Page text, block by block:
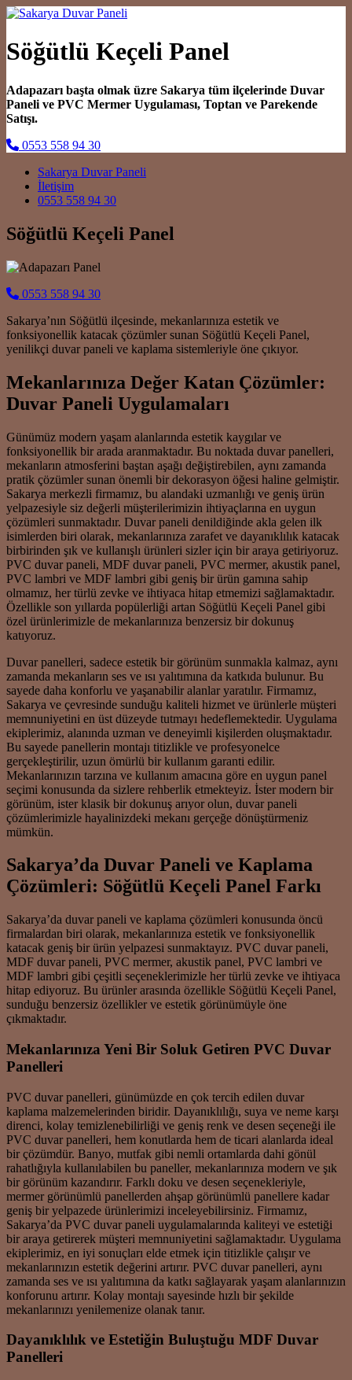
Söğütlü Keçeli Panel
Adapazarı başta olmak üzre Sakarya tüm ilçelerinde Duvar
Paneli ve PVC Mermer Uygulaması, Toptan ve Parekende
Satışı.
0553 558 94 30
Main Navigation
Sakarya Duvar Paneli
İletişim
0553 558 94 30
Söğütlü Keçeli Panel
0553 558 94 30
Sakarya’nın Söğütlü ilçesinde, mekanlarınıza estetik ve
fonksiyonellik katacak çözümler sunan Söğütlü Keçeli Panel,
yenilikçi duvar paneli ve kaplama sistemleriyle öne çıkıyor.
Mekanlarınıza Değer Katan Çözümler:
Duvar Paneli Uygulamaları
Günümüz modern yaşam alanlarında estetik kaygılar ve
fonksiyonellik bir arada aranmaktadır. Bu noktada duvar panelleri,
mekanların atmosferini baştan aşağı değiştirebilen, aynı zamanda
pratik çözümler sunan önemli bir dekorasyon öğesi haline gelmiştir.
Sakarya merkezli firmamız, bu alandaki uzmanlığı ve geniş ürün
yelpazesiyle siz değerli müşterilerimizin ihtiyaçlarına en uygun
çözümleri sunmaktadır. Duvar paneli denildiğinde akla gelen ilk
isimlerden biri olarak, mekanlarınıza zarafet ve dayanıklılık katacak
birbirinden şık ve kullanışlı ürünleri sizler için bir araya getiriyoruz.
PVC duvar paneli, MDF duvar paneli, PVC mermer, akustik panel,
PVC lambri ve MDF lambri gibi geniş bir ürün gamına sahip
olmamız, her türlü zevke ve ihtiyaca hitap etmemizi sağlamaktadır.
Özellikle son yıllarda popülerliği artan Söğütlü Keçeli Panel gibi
özel ürünlerimizle de mekanlarınıza benzersiz bir dokunuş
katıyoruz.
Duvar panelleri, sadece estetik bir görünüm sunmakla kalmaz, aynı
zamanda mekanların ses ve ısı yalıtımına da katkıda bulunur. Bu
sayede daha konforlu ve yaşanabilir alanlar yaratılır. Firmamız,
Sakarya ve çevresinde sunduğu kaliteli hizmet ve ürünlerle müşteri
memnuniyetini en üst düzeyde tutmayı hedeflemektedir. Uygulama
ekiplerimiz, alanında uzman ve deneyimli kişilerden oluşmaktadır.
Bu sayede panellerin montajı titizlikle ve profesyonelce
gerçekleştirilir, uzun ömürlü bir kullanım garanti edilir.
Mekanlarınızın tarzına ve kullanım amacına göre en uygun panel
seçimi konusunda da sizlere rehberlik etmekteyiz. İster modern bir
görünüm, ister klasik bir dokunuş arıyor olun, duvar paneli
çözümlerimizle hayalinizdeki mekanı gerçeğe dönüştürmeniz
mümkün.
Sakarya’da Duvar Paneli ve Kaplama
Çözümleri: Söğütlü Keçeli Panel Farkı
Sakarya’da duvar paneli ve kaplama çözümleri konusunda öncü
firmalardan biri olarak, mekanlarınıza estetik ve fonksiyonellik
katacak geniş bir ürün yelpazesi sunmaktayız. PVC duvar paneli,
MDF duvar paneli, PVC mermer, akustik panel, PVC lambri ve
MDF lambri gibi çeşitli seçeneklerimizle her türlü zevke ve ihtiyaca
hitap ediyoruz. Bu ürünler arasında özellikle Söğütlü Keçeli Panel,
sunduğu benzersiz özellikler ve estetik görünümüyle öne
çıkmaktadır.
Mekanlarınıza Yeni Bir Soluk Getiren PVC Duvar
Panelleri
PVC duvar panelleri, günümüzde en çok tercih edilen duvar
kaplama malzemelerinden biridir. Dayanıklılığı, suya ve neme karşı
direnci, kolay temizlenebilirliği ve geniş renk ve desen seçeneği ile
PVC duvar panelleri, hem konutlarda hem de ticari alanlarda ideal
bir çözümdür. Banyo, mutfak gibi nemli ortamlarda dahi gönül
rahatlığıyla kullanılabilen bu paneller, mekanlarınıza modern ve şık
bir görünüm kazandırır. Farklı doku ve desen seçenekleriyle,
mermer görünümlü panellerden ahşap görünümlü panellere kadar
geniş bir yelpazede ürünlerimizi inceleyebilirsiniz. Firmamız,
Sakarya’da PVC duvar paneli uygulamalarında kaliteyi ve estetiği
bir araya getirerek müşteri memnuniyetini sağlamaktadır. Uygulama
ekiplerimiz, en iyi sonuçları elde etmek için titizlikle çalışır ve
mekanlarınızın estetik değerini artırır. PVC duvar panelleri, aynı
zamanda ses ve ısı yalıtımına da katkı sağlayarak yaşam alanlarınızın
konforunu artırır. Kolay montajı sayesinde hızlı bir şekilde
mekanlarınızı yenilemenize olanak tanır.
Dayanıklılık ve Estetiğin Buluştuğu MDF Duvar
Panelleri